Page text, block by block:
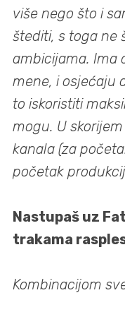
više nego što i
štediti, s toga ne
ambicijama. Ima
mene, i osjećaju
to iskoristiti
mogu. U
kanala (za
početak
Nastupaš uz
trakama
Kombinacijom